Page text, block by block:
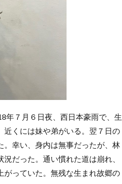
年７月６日夜、西日本豪雨で、生
近くには妹や弟がいる。翌７日の
。幸い、身内は無事だったが、林
だった。通い慣れた道は崩れ、
がっていた。無残な生まれ故郷の